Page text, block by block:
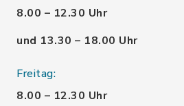
8.00 – 12.30 Uhr
und 13.30 – 18.00 Uhr
Freitag:
8.00 – 12.30 Uhr